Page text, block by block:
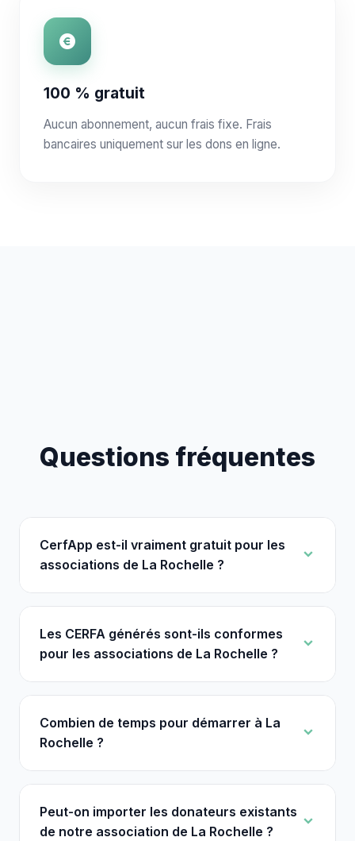
100 % gratuit
Aucun abonnement, aucun frais fixe. Frais
bancaires uniquement sur les dons en ligne.
Questions fréquentes
CerfApp est-il vraiment gratuit pour les
associations de La Rochelle ?
Les CERFA générés sont-ils conformes
pour les associations de La Rochelle ?
Combien de temps pour démarrer à La
Rochelle ?
Peut-on importer les donateurs existants
de notre association de La Rochelle ?